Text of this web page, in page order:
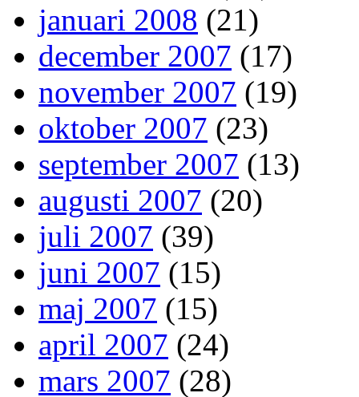
januari 2008 (21)
december 2007 (17)
november 2007 (19)
oktober 2007 (23)
september 2007 (13)
augusti 2007 (20)
juli 2007 (39)
juni 2007 (15)
maj 2007 (15)
april 2007 (24)
mars 2007 (28)